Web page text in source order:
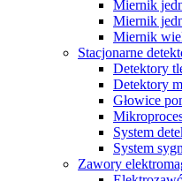
Miernik
Miernik
Miernik
Stacjonarne
Detektory
Detektory
Głowice
System
System
Zawory